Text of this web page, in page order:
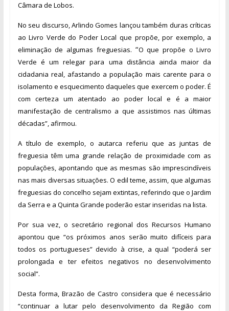
Câmara de Lobos.
No seu discurso, Arlindo Gomes lançou também duras críticas
aoLivro Verde do Poder Local que propõe, por exemplo, a
eliminação de algumas freguesias. “O que propõe o Livro
Verde é um relegar para uma distância ainda maior da
cidadania real, afastando a população mais carente para o
isolamento e esquecimento daqueles que exercem o poder. É
com certeza um atentado ao poder local e é a maior
manifestação de centralismo a que assistimos nas últimas
décadas”, afirmou.
A título de exemplo, o autarca referiu que as juntas de
freguesia têm uma grande relação de proximidade com as
populações, apontando que as mesmas são imprescindíveis
nas mais diversas situações. O edil teme, assim, que algumas
freguesias do concelho sejam extintas, referindo que o Jardim
da Serra e a Quinta Grande poderão estar inseridas na lista.
Por sua vez, o secretário regional dos Recursos Humano
apontou que “os próximos anos serão muito difíceis para
todos os portugueses” devido à crise, a qual “poderá ser
prolongada e ter efeitos negativos no desenvolvimento
social”.
Desta forma, Brazão de Castro considera que é necessário
“continuar a lutar pelo desenvolvimento da Região com